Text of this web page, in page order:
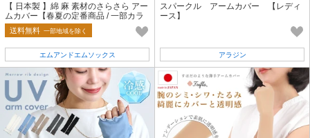
【 日本製 】綿 麻 素材のさらさら アー
ムカバー【春夏の定番商品 / 一部カラ
ー 完売】
送料無料 一部地域を除く
エムアンドエムソックス
スパークル アームカバー 【レディ
ース】
アラジン